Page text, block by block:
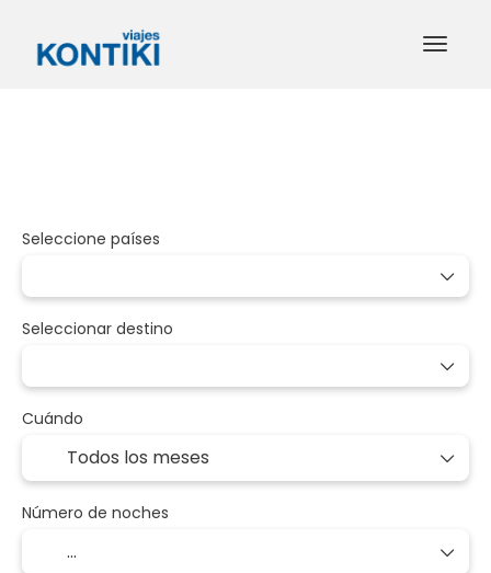
Seleccione países
Seleccionar destino
Cuándo
Número de noches